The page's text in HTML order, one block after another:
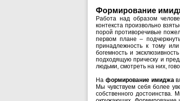
Формирование
Работа над образом
контекста произвольно
порой противоречивые
первом плане –
принадлежность к тому
богемность и
подходящую прическу и
людьми, смотреть на них,
На формирование имиджа
Мы чувствуем себя более
собственного